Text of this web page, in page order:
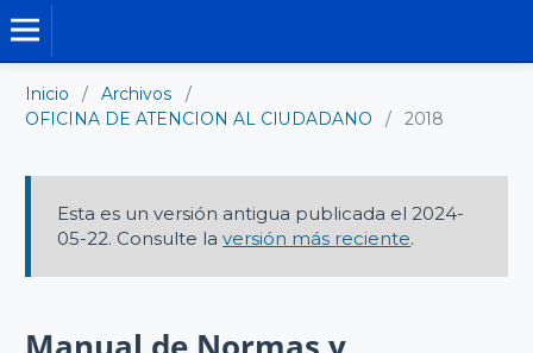
Inicio / Archivos
/
OFICINA DE ATENCION AL CIUDADANO
/ 2018
Esta es un versión antigua publicada el 2024-
05-22. Consulte laversión más reciente.